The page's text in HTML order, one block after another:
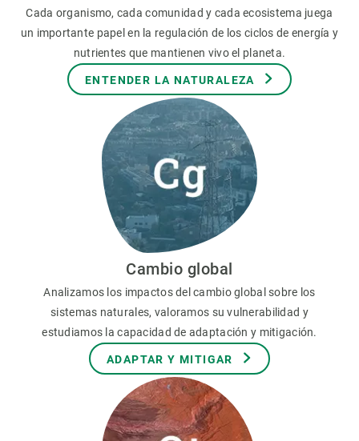
Cada organismo, cada comunidad y cada ecosistema juega
un importante papel en la regulación de los ciclos de energía y
nutrientes que mantienen vivo el planeta.
ENTENDER LA NATURALEZA
Cambio global
Analizamos los impactos del cambio global sobre los
sistemas naturales, valoramos su vulnerabilidad y
estudiamos la capacidad de adaptación y mitigación.
ADAPTAR Y MITIGAR